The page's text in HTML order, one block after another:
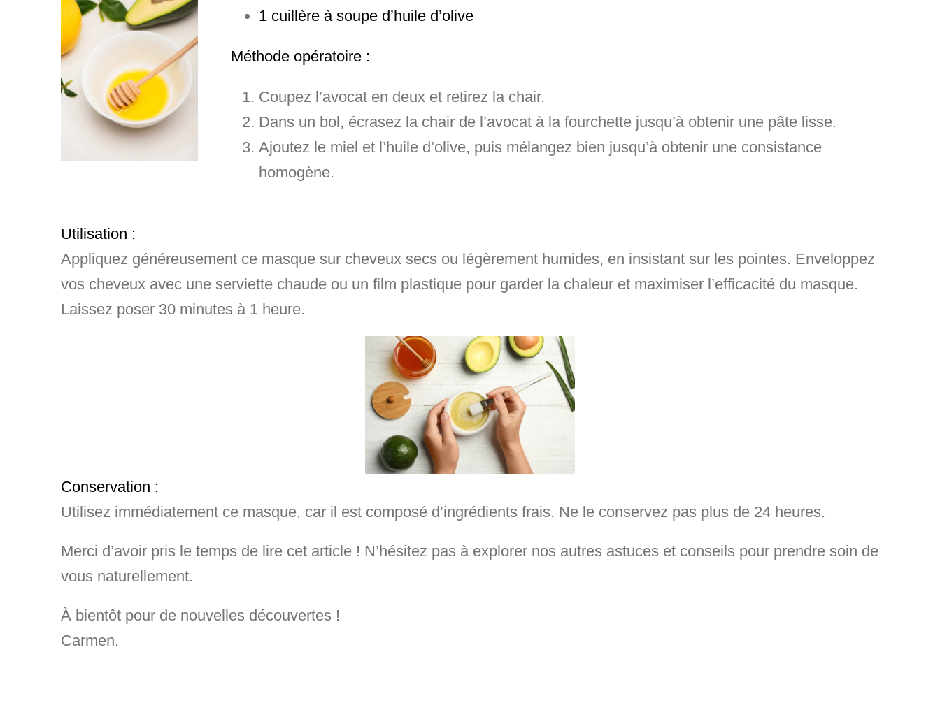
1 cuillère à soupe d’huile d’olive
Méthode opératoire :
Coupez l’avocat en deux et retirez la chair.
Dans un bol, écrasez la chair de l’avocat à la fourchette jusqu’à obtenir une pâte lisse.
Ajoutez le miel et l’huile d’olive, puis mélangez bien jusqu’à obtenir une consistance
homogène.
Utilisation :
Appliquez généreusement ce masque sur cheveux secs ou légèrement humides, en insistant sur les pointes. Enveloppez
vos cheveux avec une serviette chaude ou un film plastique pour garder la chaleur et maximiser l’efficacité du masque.
Laissez poser 30 minutes à 1 heure.
Conservation :
Utilisez immédiatement ce masque, car il est composé d’ingrédients frais. Ne le conservez pas plus de 24 heures.
Merci d’avoir pris le temps de lire cet article ! N’hésitez pas à explorer nos autres astuces et conseils pour prendre soin de
vous naturellement.
À bientôt pour de nouvelles découvertes !
Carmen.